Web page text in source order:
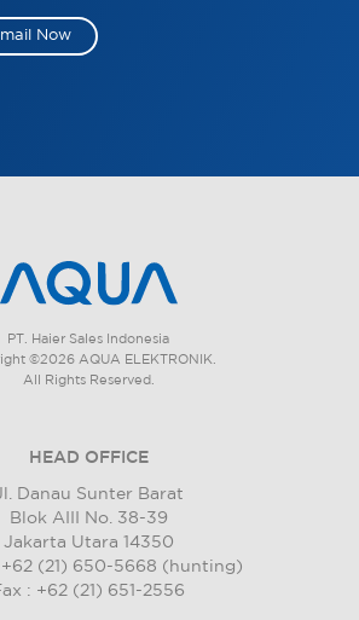
Now
PT. Haier Sales Indonesia
©2026 AQUA ELEKTRONIK.
All Rights Reserved.
HEAD OFFICE
Danau Sunter Barat
Blok AIII No. 38-39
Jakarta Utara 14350
+62 (21) 650-5668 (hunting)
: +62 (21) 651-2556